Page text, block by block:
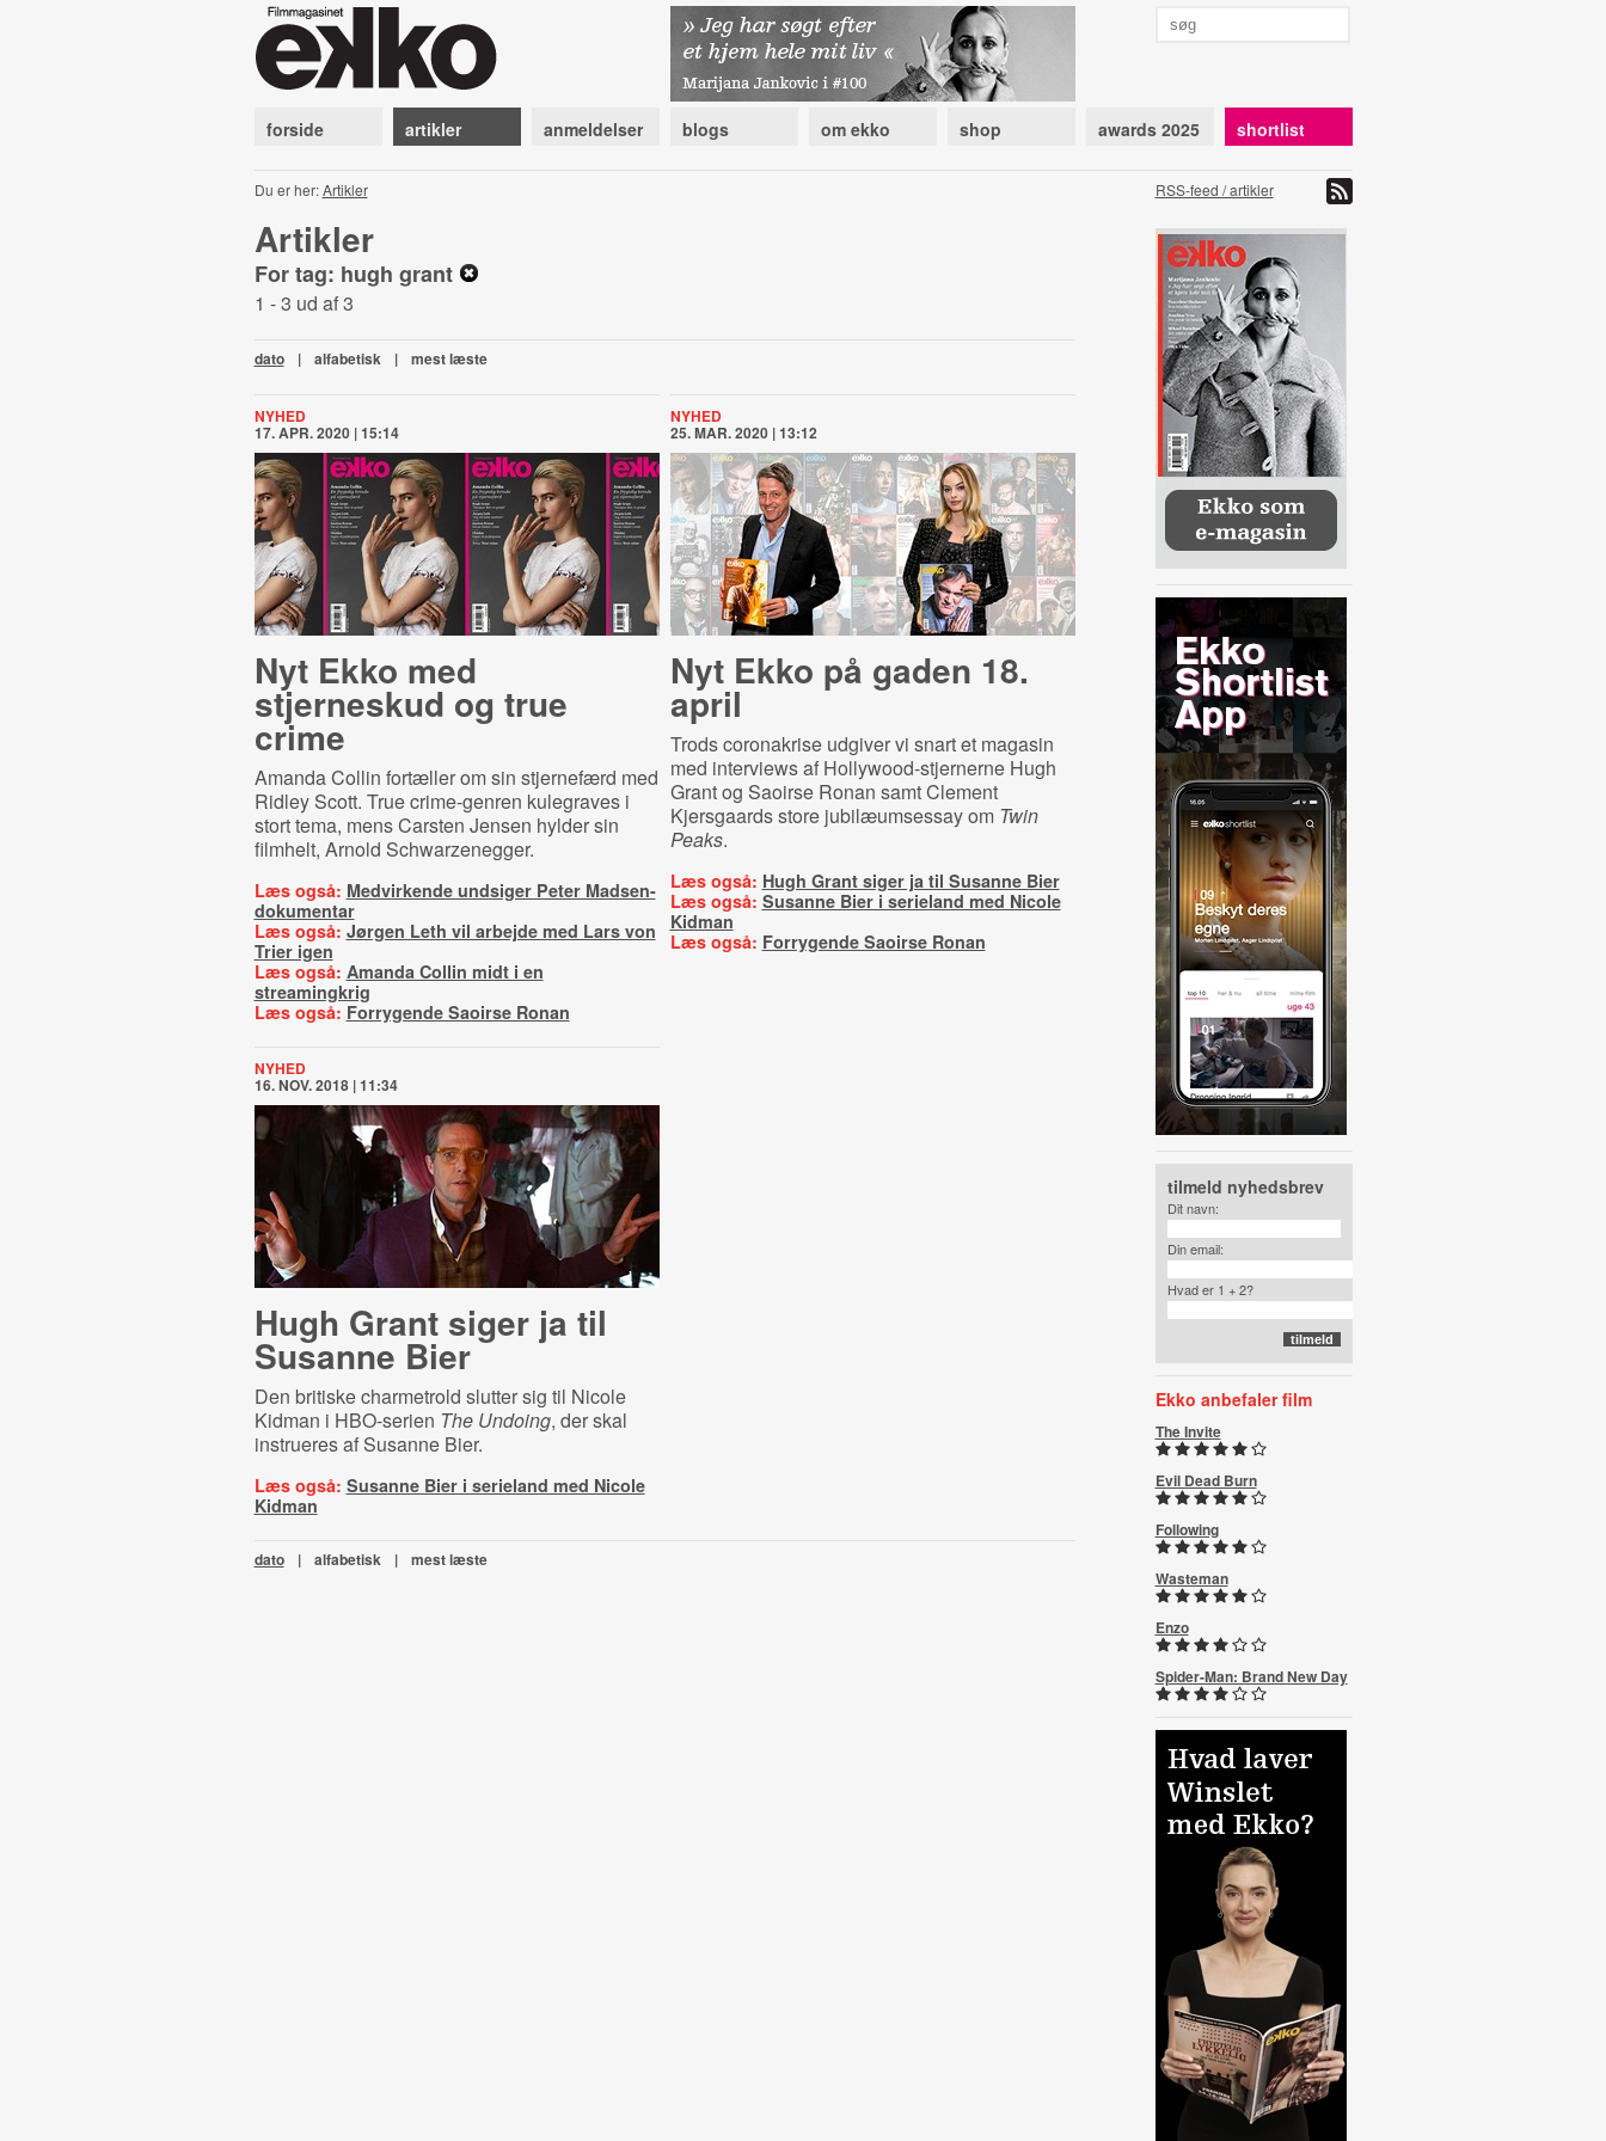
forside artikler anmeldelser blogs om ekko shop awards 2025 shortlist
Du er her:Artikler RSS-feed / artikler
Artikler
For tag: hugh grant
1 - 3 ud af 3
dato | alfabetisk | mest læste
NYHED
17. APR. 2020 | 15:14
Nyt Ekko med
stjerneskud og true
crime
Amanda Collin fortæller om sin stjernefærd med
Ridley Scott. True crime-genren kulegraves i
stort tema, mens Carsten Jensen hylder sin
filmhelt, Arnold Schwarzenegger.
Læs også: Medvirkende undsiger Peter Madsen-
dokumentar
Læs også: Jørgen Leth vil arbejde med Lars von
Trier igen
Læs også: Amanda Collin midt i en
streamingkrig
Læs også: Forrygende Saoirse Ronan
NYHED
25. MAR. 2020 | 13:12
Nyt Ekko på gaden 18.
april
Trods coronakrise udgiver vi snart et magasin
med interviews af Hollywood-stjernerne Hugh
Grant og Saoirse Ronan samt Clement
Kjersgaards store jubilæumsessay om Twin
Peaks.
Læs også: Hugh Grant siger ja til Susanne Bier
Læs også: Susanne Bier i serieland med Nicole
Kidman
Læs også: Forrygende Saoirse Ronan
NYHED
16. NOV. 2018 | 11:34
Hugh Grant siger ja til
Susanne Bier
Den britiske charmetrold slutter sig til Nicole
Kidman i HBO-serien The Undoing, der skal
instrueres af Susanne Bier.
Læs også: Susanne Bier i serieland med Nicole
Kidman
dato | alfabetisk | mest læste
tilmeld nyhedsbrev
Dit navn:
Din email:
Hvad er 1 + 2?
Ekko anbefaler film
The Invite
Evil Dead Burn
Following
Wasteman
Enzo
Spider-Man: Brand New Day